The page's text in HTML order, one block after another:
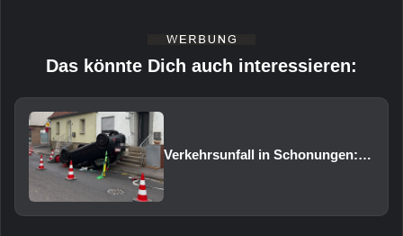
Das könnte Dich auch interessieren:
Verkehrsunfall in Schonungen: Pkw überschlägt sich auf das Dach